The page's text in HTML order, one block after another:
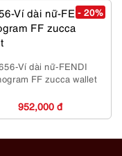
- 20%
Ví dài nữ-FENDI
FF zucca wallet
952,000 đ